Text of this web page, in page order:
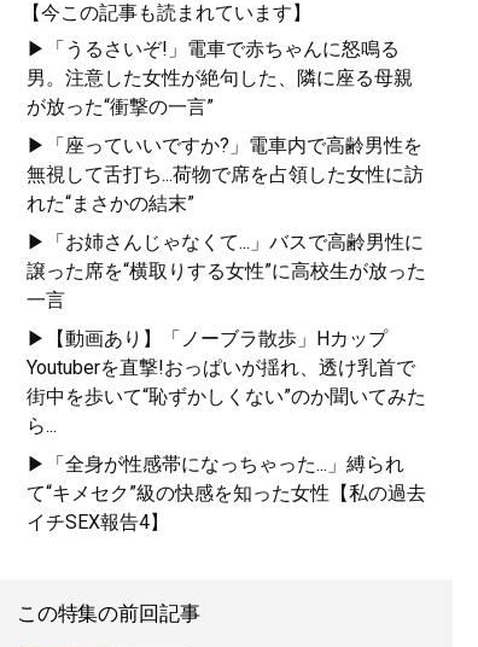
【今この記事も読まれています】
▶「うるさいぞ!」電車で赤ちゃんに怒鳴る
男。注意した女性が絶句した、隣に座る母親
が放った“衝撃の一言”
▶「座っていいですか?」電車内で高齢男性を
無視して舌打ち...荷物で席を占領した女性に訪
れた“まさかの結末”
▶「お姉さんじゃなくて...」バスで高齢男性に
譲った席を“横取りする女性”に高校生が放った
一言
▶【動画あり】「ノーブラ散歩」Hカップ
Youtuberを直撃!おっぱいが揺れ、透け乳首で
街中を歩いて“恥ずかしくない”のか聞いてみた
ら...
▶「全身が性感帯になっちゃった...」縛られ
て“キメセク”級の快感を知った女性【私の過去
イチSEX報告4】
この特集の前回記事